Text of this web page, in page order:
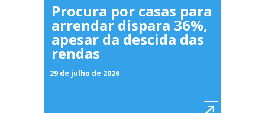
Procura por casas para
arrendar dispara 36%,
apesar da descida das
rendas
29 de julho de 2026